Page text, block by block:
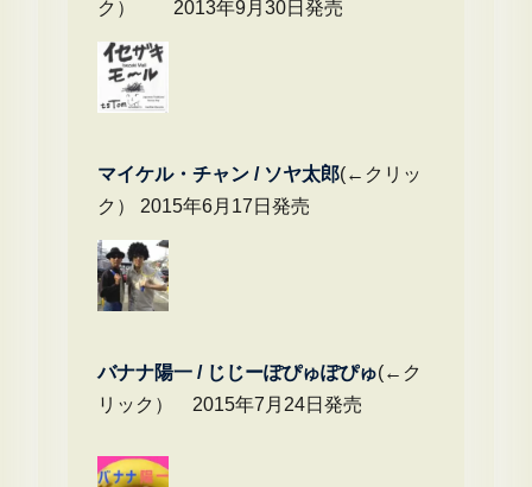
ク） 2013年9月30日発売
マイケル・チャ ン / ソヤ太郎(←クリッ
ク） 2015年6月17日発売
バナナ陽一 / じじーぽぴゅぽぴゅ(←ク
リック） 2015年7月24日発売